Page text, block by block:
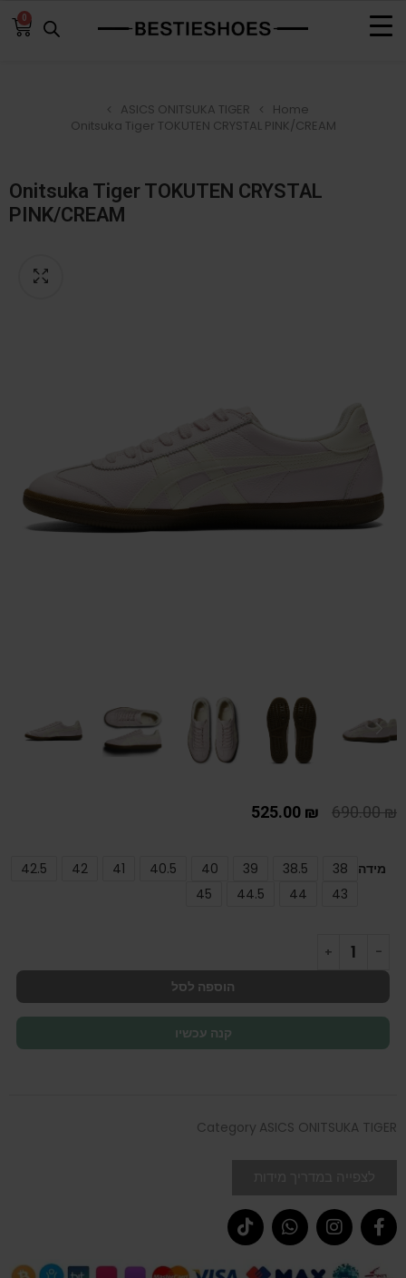
0
Home
ASICS ONITSUKA TIGER
Onitsuka Tiger TOKUTEN CRYSTAL PINK/CREAM
Onitsuka Tiger TOKUTEN CRYSTAL
PINK/CREAM
690.00₪
525.00 ₪
מידה 38
38.5
39
40
40.5
41
42
42.5
43
44
44.5
45
הוספה לסל
קנה עכשיו
Category ASICS ONITSUKA TIGER